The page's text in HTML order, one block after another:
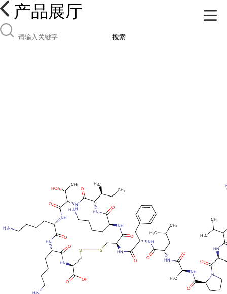
产品展厅
搜索